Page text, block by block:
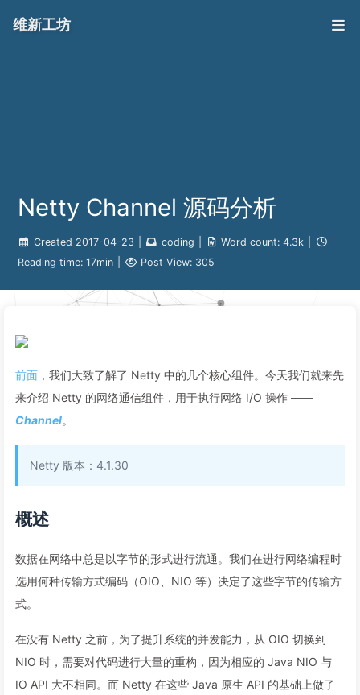
维新工坊
Netty Channel 源码分析
Created 2017-04-23 coding Word count: 4.3k
Reading time: 17min Post View: 305
前面 ，我们大致了解了 Netty 中的几个核心组件。今天我们就来先
来介绍 Netty 的网络通信组件，用于执行网络 I/O 操作 ——
Channel。
Netty 版本：4.1.30
概述
数据在网络中总是以字节的形式进行流通。我们在进行网络编程时
选用何种传输方式编码（OIO、NIO 等）决定了这些字节的传输方
式。
在没有 Netty 之前，为了提升系统的并发能力，从 OIO 切换到
NIO 时，需要对代码进行大量的重构，因为相应的 Java NIO 与
IO API 大不相同。而 Netty 在这些 Java 原生 API 的基础上做了